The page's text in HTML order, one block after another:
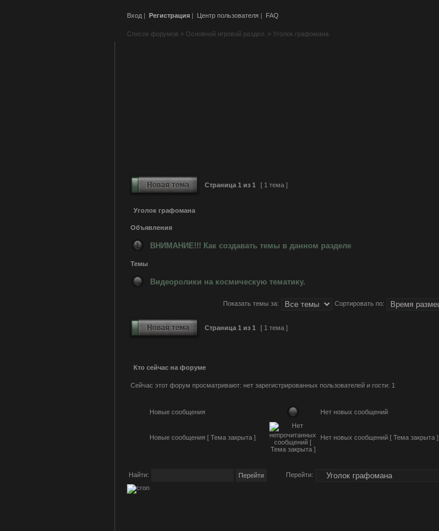
Вход | Регистрация | Центр пользователя | FAQ
Список форумов » Основной игровой раздел. » Уголок графомана
Страница 1 из 1 [ 1 тема ]
Уголок графомана
Объявления
ВНИМАНИЕ!!! Как создавать темы в данном разделе
Темы
Видеоролики на космическую тематику.
Показать темы за: Сортировать по:
Страница 1 из 1 [ 1 тема ]
Кто сейчас на форуме
Сейчас этот форум просматривают: нет зарегистрированных пользователей и гости: 1
Новые сообщения Нет новых сообщений
Новые сообщения [ Тема закрыта ] Нет новых сообщений [ Тема закрыта ]
Найти: Перейти: